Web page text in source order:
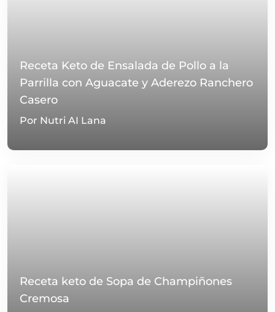
Receta Keto de Ensalada de Pollo a la
Parrilla con Aguacate y Aderezo Ranchero
Casero
Por Nutri AI Lana
Receta keto de Sopa de Champiñones
Cremosa